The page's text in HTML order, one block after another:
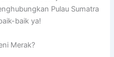
Pulau Sumatra
baik ya!
Merak?